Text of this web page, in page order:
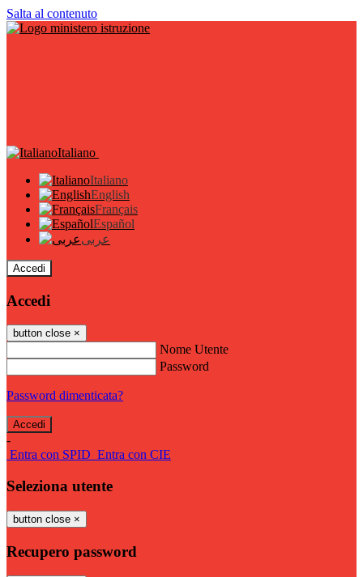
Salta al contenuto
Italiano
Italiano
English
Français
Español
عربى
Accedi
Accedi
button close ×
Nome Utente
Password
Password dimenticata?
-
Entra con SPID Entra con CIE
Seleziona utente
button close ×
Recupero password